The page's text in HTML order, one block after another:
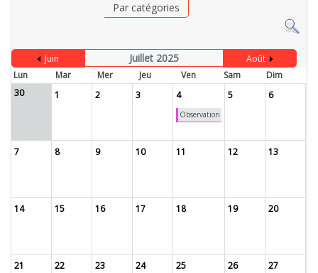
Par catégories
Juin Juillet 2025
Août
Lun
Mar Mer Jeu Ven Sam
Dim
30
1 2 3 4
Observation
5 6
7 8 9 10 11 12 13
14 15 16 17 18 19 20
21 22 23 24 25 26 27